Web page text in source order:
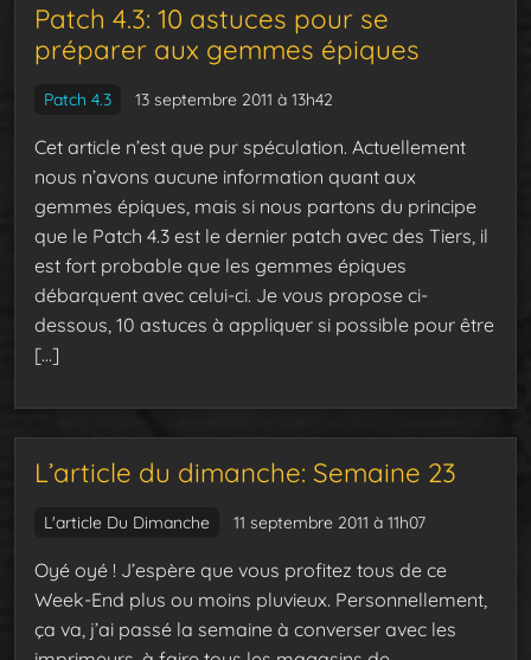
Patch 4.3: 10 astuces pour se
préparer aux gemmes épiques
Patch 4.3 13 septembre 2011 à 13h42
Cet article n’est que pur spéculation. Actuellement
nous n’avons aucune information quant aux
gemmes épiques, mais si nous partons du principe
que le Patch 4.3 est le dernier patch avec des Tiers, il
est fort probable que les gemmes épiques
débarquent avec celui-ci. Je vous propose ci-
dessous, 10 astuces à appliquer si possible pour être
[…]
L’article du dimanche: Semaine 23
L'article Du Dimanche 11 septembre 2011 à 11h07
Oyé oyé ! J’espère que vous profitez tous de ce
Week-End plus ou moins pluvieux. Personnellement,
ça va, j’ai passé la semaine à converser avec les